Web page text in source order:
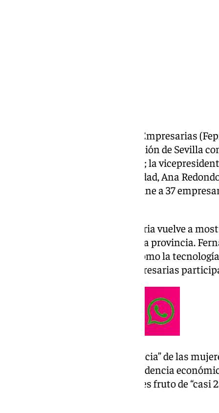
La Feria Provincial de Mujeres Empresarias
viernes en el Patio de la Diputación de Sevilla
la institución, Javier Fernández; la
Montero; y la ministra de Igualdad, Ana
abierto hasta el domingo 16, reúne a 37
La Diputación destacó que la feria vuelve a
emprendimiento femenino en la provincia.
que “todavía hay” en sectores como la
“empeño y la fuerza” de las empresarias
Montero reivindicó “la inteligencia” de las
emprendimiento en su independencia
que la consolidación de Fepme es fruto de “casi